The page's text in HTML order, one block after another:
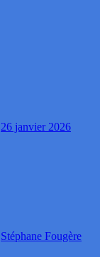
26 janvier 2026
Stéphane Fougère